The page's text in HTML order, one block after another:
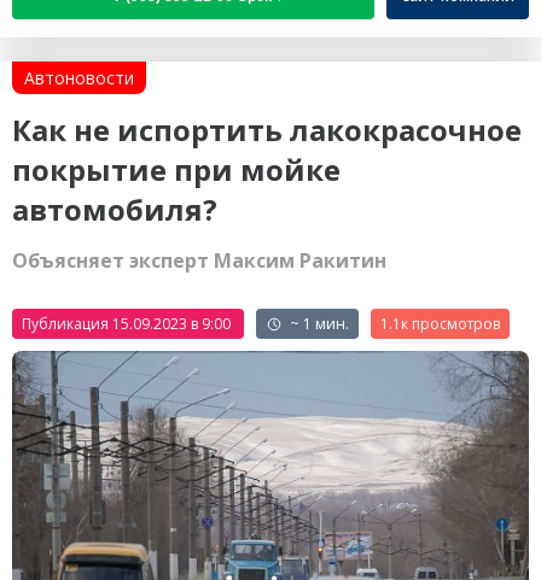
Автоновости
Как не испортить лакокрасочное
покрытие при мойке
автомобиля?
Объясняет эксперт Максим Ракитин
Публикация 15.09.2023 в 9:00 ~ 1 мин. 1.1к